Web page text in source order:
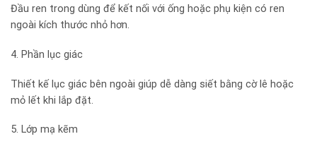
Đầu ren trong dùng để kết nối với ống hoặc phụ kiện có ren
ngoài kích thước nhỏ hơn.
4. Phần lục giác
Thiết kế lục giác bên ngoài giúp dễ dàng siết bằng cờ lê hoặc
mỏ lết khi lắp đặt.
5. Lớp mạ kẽm